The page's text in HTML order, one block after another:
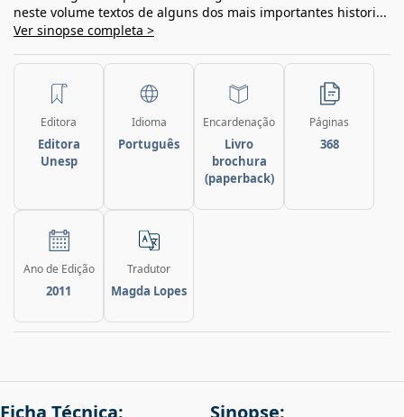
neste volume textos de alguns dos mais importantes histori...
Ver sinopse completa >
Editora
Editora
Unesp
Idioma
Português
Encardenação
Livro
brochura
(paperback)
Páginas
368
Ano de Edição
2011
Tradutor
Magda Lopes